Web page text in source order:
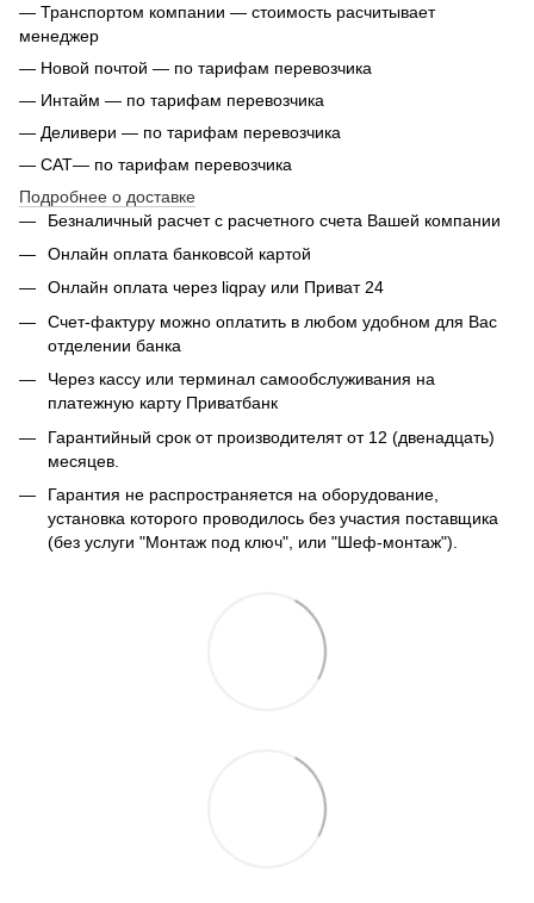
— Транспортом компании — стоимость расчитывает
менеджер
— Новой почтой — по тарифам перевозчика
— Интайм — по тарифам перевозчика
— Деливери — по тарифам перевозчика
— САТ— по тарифам перевозчика
Подробнее о доставке
Безналичный расчет с расчетного счета Вашей компании
Онлайн оплата банковсой картой
Онлайн оплата через liqpay или Приват 24
Счет-фактуру можно оплатить в любом удобном для Вас
отделении банка
Через кассу или терминал самообслуживания на
платежную карту Приватбанк
Гарантийный срок от производителят от 12 (двенадцать)
месяцев.
Гарантия не распространяется на оборудование,
установка которого проводилось без участия поставщика
(без услуги "Монтаж под ключ", или "Шеф-монтаж").